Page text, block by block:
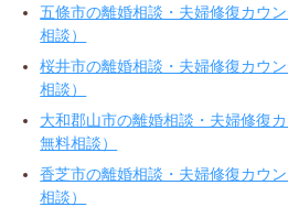
五條市の離婚相談・夫婦修復カウ
相談）
桜井市の離婚相談・夫婦修復カウ
相談）
大和郡山市の離婚相談・夫婦修復
無料相談）
香芝市の離婚相談・夫婦修復カウ
相談）